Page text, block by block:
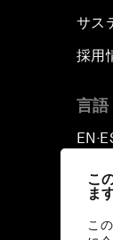
こ
ま
こ
サス
採用
言語
EN ▪